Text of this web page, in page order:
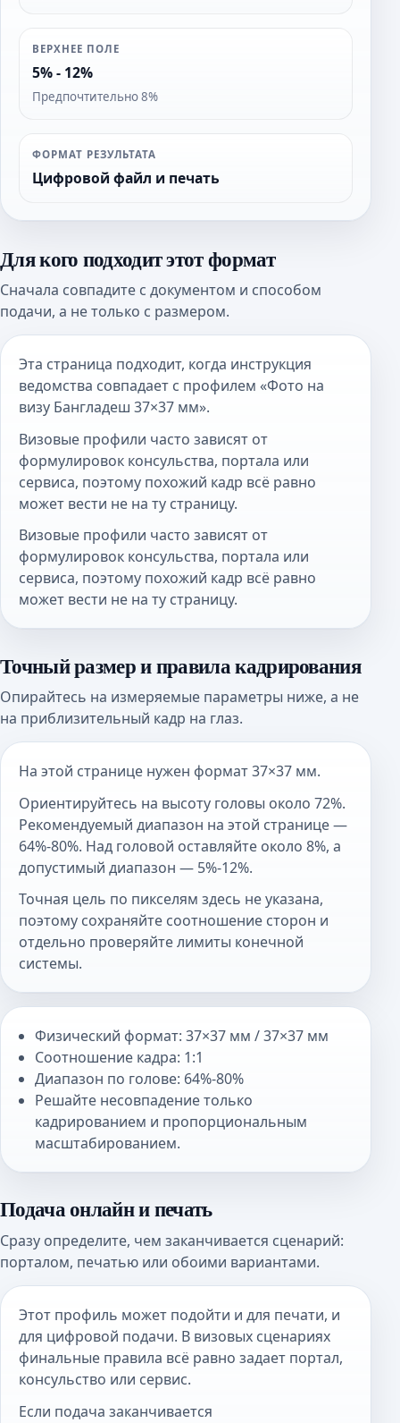
ВЕРХНЕЕ ПОЛЕ
5% - 12%
Предпочтительно 8%
ФОРМАТ РЕЗУЛЬТАТА
Цифровой файл и печать
Для кого подходит этот формат
Сначала совпадите с документом и способом
подачи, а не только с размером.
Эта страница подходит, когда инструкция
ведомства совпадает с профилем «Фото на
визу Бангладеш 37×37 мм».
Визовые профили часто зависят от
формулировок консульства, портала или
сервиса, поэтому похожий кадр всё равно
может вести не на ту страницу.
Визовые профили часто зависят от
формулировок консульства, портала или
сервиса, поэтому похожий кадр всё равно
может вести не на ту страницу.
Точный размер и правила кадрирования
Опирайтесь на измеряемые параметры ниже, а не
на приблизительный кадр на глаз.
На этой странице нужен формат 37×37 мм.
Ориентируйтесь на высоту головы около 72%.
Рекомендуемый диапазон на этой странице —
64%-80%. Над головой оставляйте около 8%, а
допустимый диапазон — 5%-12%.
Точная цель по пикселям здесь не указана,
поэтому сохраняйте соотношение сторон и
отдельно проверяйте лимиты конечной
системы.
Физический формат: 37×37 мм / 37×37 мм
Соотношение кадра: 1:1
Диапазон по голове: 64%-80%
Решайте несовпадение только
кадрированием и пропорциональным
масштабированием.
Подача онлайн и печать
Сразу определите, чем заканчивается сценарий:
порталом, печатью или обоими вариантами.
Этот профиль может подойти и для печати, и
для цифровой подачи. В визовых сценариях
финальные правила всё равно задает портал,
консульство или сервис.
Если подача заканчивается